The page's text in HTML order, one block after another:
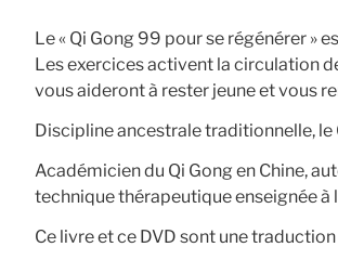
Le « Qi Gong 99 pour se régénérer »
Les exercices activent la circulation
vous aideront à rester jeune et vous
Discipline ancestrale traditionnelle, le
Académicien du Qi Gong en Chine,
technique thérapeutique enseignée à
Ce livre et ce DVD sont une